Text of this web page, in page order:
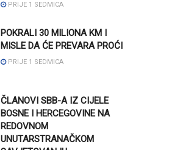
PRIJE 1 SEDMICA
POKRALI 30 MILIONA KM I
MISLE DA ĆE PREVARA PROĆI
PRIJE 1 SEDMICA
ČLANOVI SBB-A IZ CIJELE
BOSNE I HERCEGOVINE NA
REDOVNOM
UNUTARSTRANAČKOM